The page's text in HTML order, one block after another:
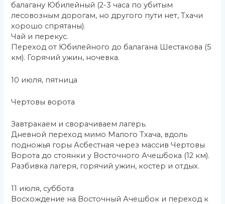
балагану Юбилейный (2-3 часа по убитым
лесовозным дорогам, но другого пути нет, Тхачи
хорошо спрятаны).
Чай и перекус.
Переход от Юбилейного до балагана Шестакова (5
км). Горячий ужин, ночевка.
10 июля, пятница
Чертовы ворота
Завтракаем и сворачиваем лагерь.
Дневной переход мимо Малого Тхача, вдоль
подножья горы Асбестная через массив Чертовы
Ворота до стоянки у Восточного Ачешбока (12 км).
Разбивка лагеря, горячий ужин, костер и отдых.
11 июля, суббота
Восхождение на Восточный Ачешбок и переход к